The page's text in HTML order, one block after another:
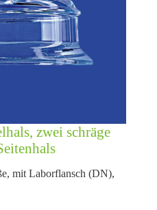
zwei schräge
mit Laborflansch (DN),